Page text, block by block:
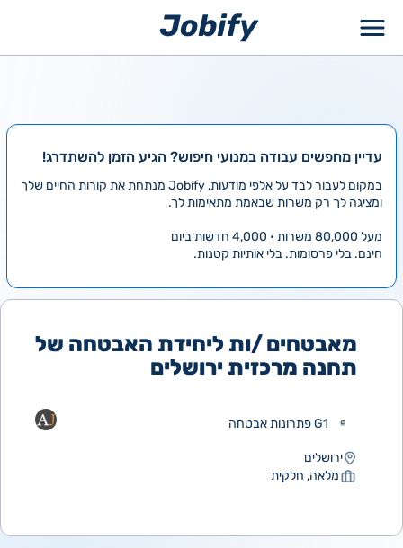
עדיין מחפשים עבודה במנועי חיפוש? הגיע הזמן להשתדרג!
במקום לעבור לבד על אלפי מודעות, Jobify מנתחת את קורות החיים שלך
ומציגה לך רק משרות שבאמת מתאימות לך.
מעל 80,000 משרות • 4,000 חדשות ביום
חינם. בלי פרסומות. בלי אותיות קטנות.
מאבטחים /ות ליחידת האבטחה של
תחנה מרכזית ירושלים
G1 פתרונות אבטחה
ירושלים
מלאה, חלקית